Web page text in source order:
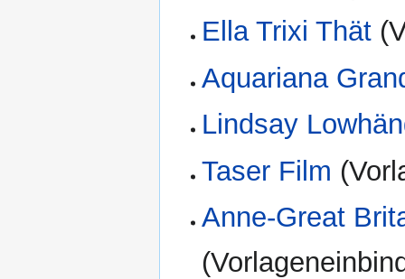
Ella Trixi Thät
Aquariana
Lindsay
Taser Film
Anne-Great